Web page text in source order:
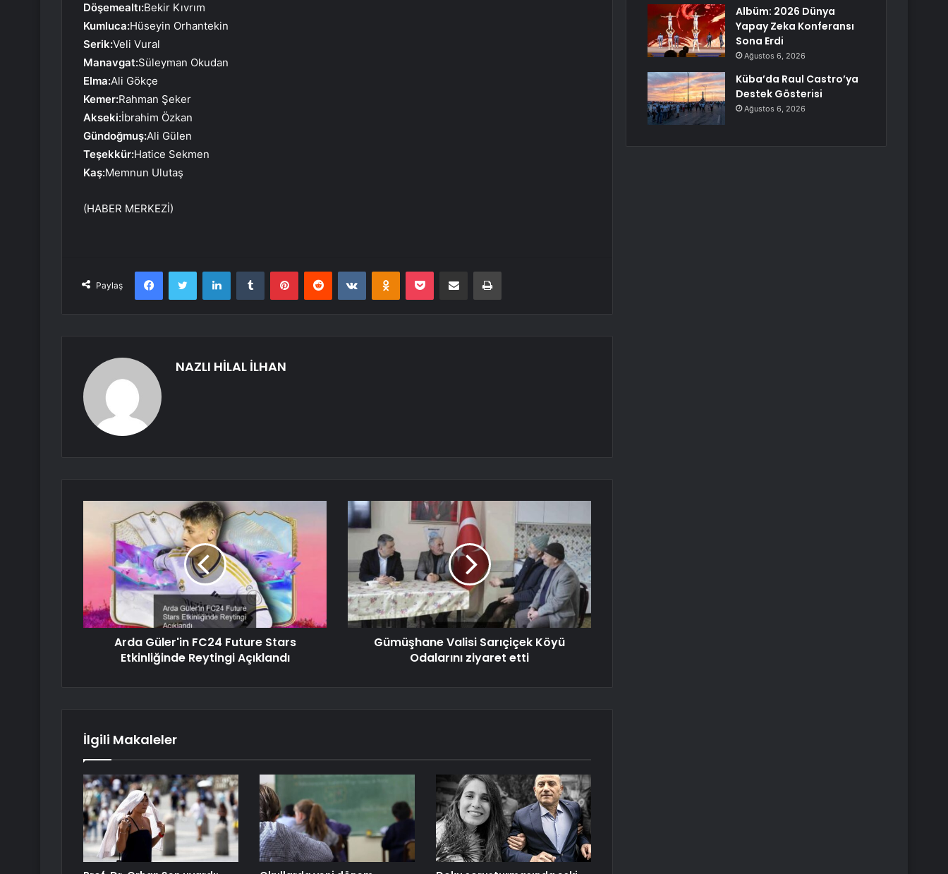
Döşemealtı:Bekir Kıvrım
Kumluca:Hüseyin Orhantekin
Serik:Veli Vural
Manavgat:Süleyman Okudan
Elma:Ali Gökçe
Kemer:Rahman Şeker
Akseki:İbrahim Özkan
Gündoğmuş:Ali Gülen
Teşekkür:Hatice Sekmen
Kaş:Memnun Ulutaş
(HABER MERKEZİ)
Paylaş
FacebookTwitter LinkedInTumblr PinterestReddit VKontakteOdnoklassniki
Pocket E-Posta ile paylaş Yazdır
NAZLI HİLAL İLHAN
Arda Güler'in FC24 Future Stars
Etkinliğinde Reytingi Açıklandı
Gümüşhane Valisi Sarıçiçek Köyü
Odalarını ziyaret etti
İlgili Makaleler
Albüm: 2026 Dünya
Yapay Zeka Konferansı
Sona Erdi
Ağustos 6, 2026
Küba’da Raul Castro’ya
Destek Gösterisi
Ağustos 6, 2026